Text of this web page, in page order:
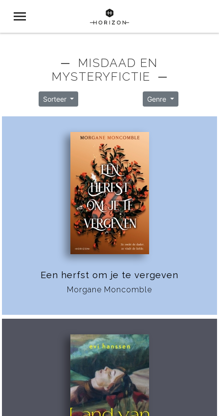
─ MISDAAD EN
MYSTERYFICTIE ─
Sorteer Genre
Een herfst om je te vergeven
Morgane Moncomble